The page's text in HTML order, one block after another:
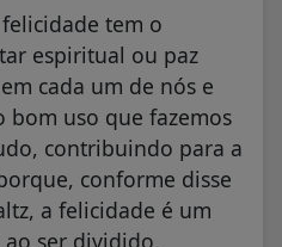
tem o
espiritual ou paz
cada um de nós e
bom uso que fazemos
contribuindo para a
conforme disse
a felicidade é um